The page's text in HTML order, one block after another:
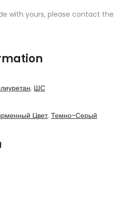
with yours, please contact the
, ШС
Цвет, Темно-Серый